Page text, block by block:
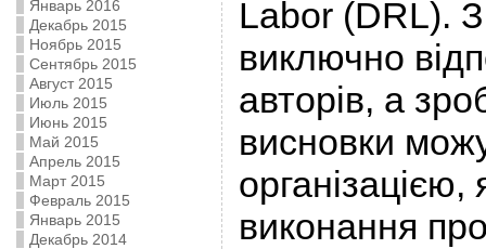
Январь 2016
Декабрь 2015
Ноябрь 2015
Сентябрь 2015
Август 2015
Июль 2015
Июнь 2015
Май 2015
Апрель 2015
Март 2015
Февраль 2015
Январь 2015
Декабрь 2014
Labor (DRL).
виключно
авторів, а
висновки
виконання